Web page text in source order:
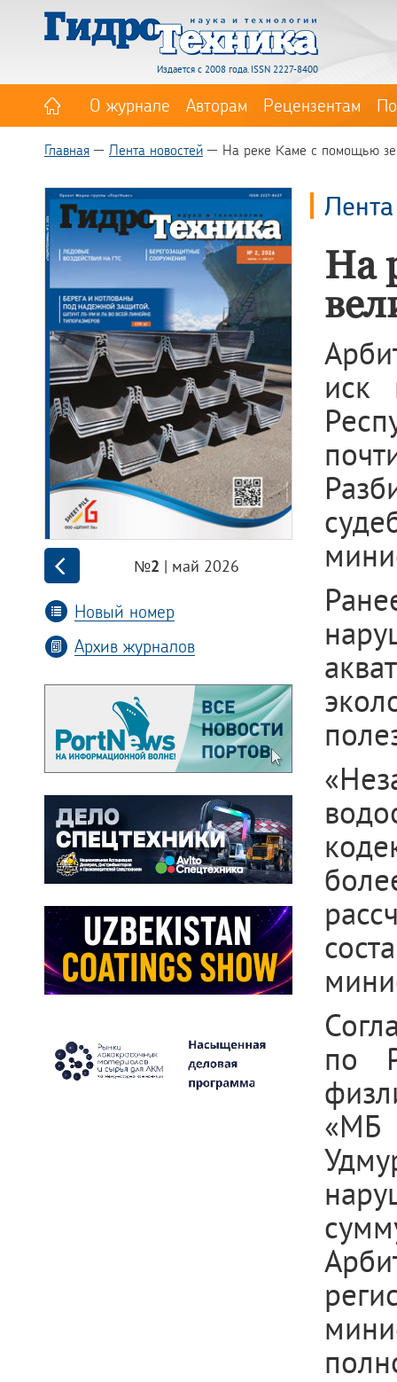
Издается с 2008 года. ISSN 2227-8400
О журнале Авторам Рецензентам
Главная Лента новостей На реке Каме с помощью
№2 | май 2026
Новый номер
Архив журналов
На
иск
по
«МБ